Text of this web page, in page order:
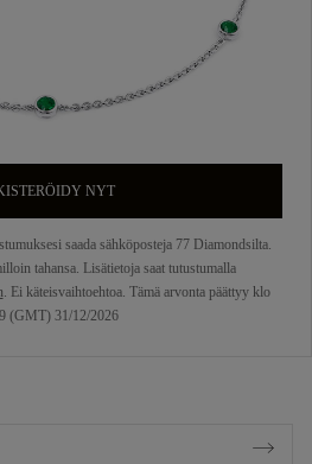
NYT
saada sähköposteja 77 Diamondsilta.
tahansa. Lisätietoja saat tutustumalla
. Ei käteisvaihtoehtoa. Tämä arvonta päättyy klo
(GMT) 31/12/2026